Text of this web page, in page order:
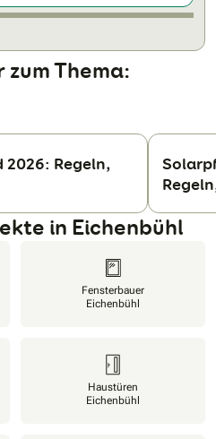
Thema:
Regeln,
in Eichenbühl
Fensterbauer
Eichenbühl
Haustüren
Eichenbühl